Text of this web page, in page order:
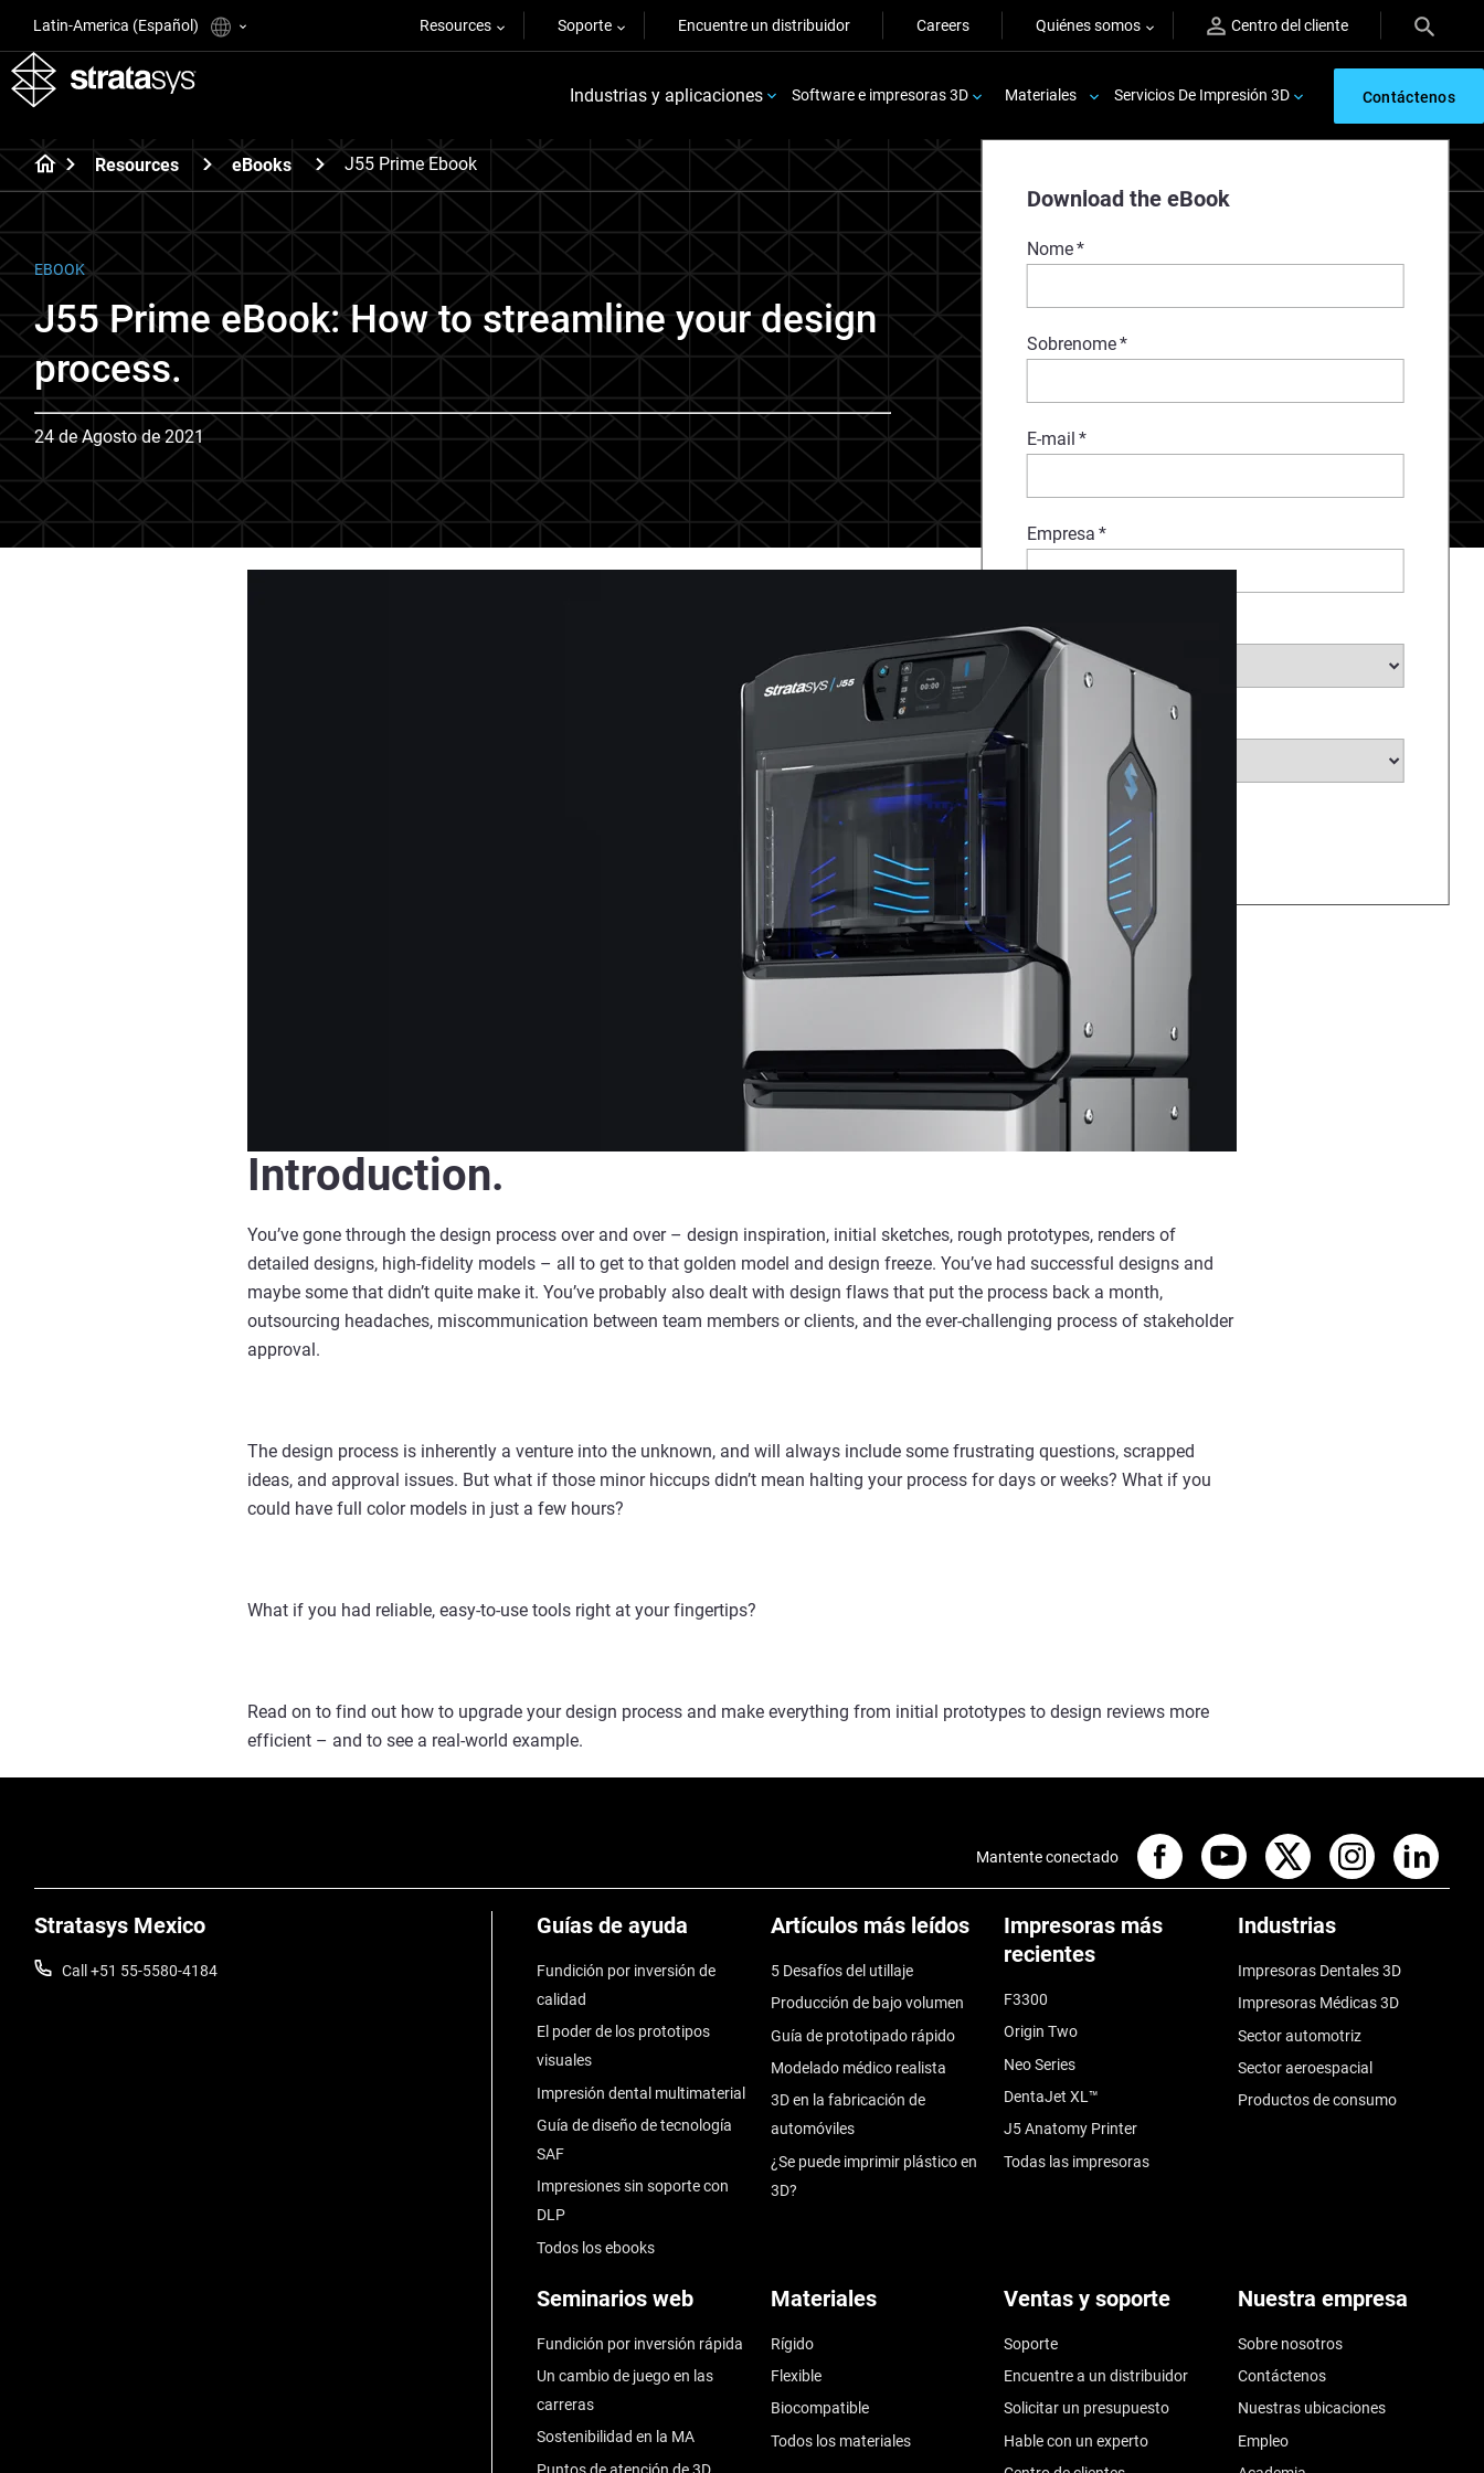
Latin-America (Español) Resources Soporte Encuentre un distribuidor Careers Quiénes somos Centro del cliente
Industrias y aplicaciones Software e impresoras 3D Materiales Servicios De Impresión 3D Contáctenos
Resources eBooks J55 Prime Ebook
Download the eBook
Nome*
Sobrenome*
E-mail *
Empresa *
Indústria
EBOOK
J55 Prime eBook: How to streamline your design
process.
24 de Agosto de 2021
Introduction.
You’ve gone through the design process over and over – design inspiration, initial sketches, rough prototypes, renders of
detailed designs, high-fidelity models – all to get to that golden model and design freeze. You’ve had successful designs and
maybe some that didn’t quite make it. You’ve probably also dealt with design flaws that put the process back a month,
outsourcing headaches, miscommunication between team members or clients, and the ever-challenging process of stakeholder
approval.
The design process is inherently a venture into the unknown, and will always include some frustrating questions, scrapped
ideas, and approval issues. But what if those minor hiccups didn’t mean halting your process for days or weeks? What if you
could have full color models in just a few hours?
What if you had reliable, easy-to-use tools right at your fingertips?
Read on to find out how to upgrade your design process and make everything from initial prototypes to design reviews more
efficient – and to see a real-world example.
Stratasys Mexico
Call +51 55-5580-4184
Guías de ayuda
Fundición por inversión de
calidad
El poder de los prototipos
visuales
Impresión dental multimaterial
Guía de diseño de tecnología
SAF
Impresiones sin soporte con
DLP
Todos los ebooks
Artículos más leídos
5 Desafíos del utillaje
Producción de bajo volumen
Guía de prototipado rápido
Modelado médico realista
3D en la fabricación de
automóviles
¿Se puede imprimir plástico en
3D?
Impresoras más
recientes
F3300
Origin Two
Neo Series
DentaJet XL™
J5 Anatomy Printer
Todas las impresoras
Industrias
Impresoras Dentales 3D
Impresoras Médicas 3D
Sector automotriz
Sector aeroespacial
Productos de consumo
Seminarios web
Fundición por inversión rápida
Un cambio de juego en las
carreras
Sostenibilidad en la MA
Puntos de atención de 3D
Materiales
Rígido
Flexible
Biocompatible
Todos los materiales
Ventas y soporte
Soporte
Encuentre a un distribuidor
Solicitar un presupuesto
Hable con un experto
Nuestra empresa
Sobre nosotros
Contáctenos
Nuestras ubicaciones
Empleo
Mantente conectado